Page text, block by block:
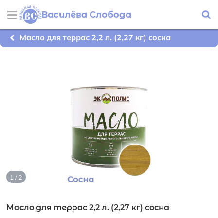
Василёва Слобода
Масло для террас 2,2 л. (2,27 кг) сосна
1 / 2
Масло для террас 2,2 л. (2,27 кг) сосна